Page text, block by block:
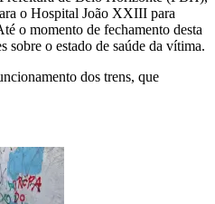
o Hospital João XXIII para
o momento de fechamento desta
sobre o estado de saúde da vítima.
dos trens, que